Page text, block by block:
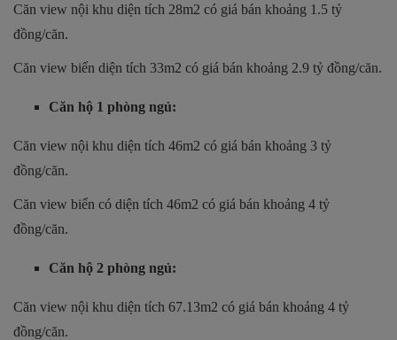
Căn view nội khu diện tích 28m2 có giá bán khoảng 1.5 tỷ
đồng/căn.
Căn view biển diện tích 33m2 có giá bán khoảng 2.9 tỷ đồng/căn.
Căn hộ 1 phòng ngủ:
Căn view nội khu diện tích 46m2 có giá bán khoảng 3 tỷ
đồng/căn.
Căn view biển có diện tích 46m2 có giá bán khoảng 4 tỷ
đồng/căn.
Căn hộ 2 phòng ngủ:
Căn view nội khu diện tích 67.13m2 có giá bán khoảng 4 tỷ
đồng/căn.